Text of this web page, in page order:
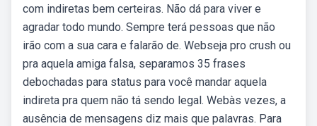
com indiretas bem certeiras. Não dá para viver e
agradar todo mundo. Sempre terá pessoas que não
irão com a sua cara e falarão de. Webseja pro crush ou
pra aquela amiga falsa, separamos 35 frases
debochadas para status para você mandar aquela
indireta pra quem não tá sendo legal. Webàs vezes, a
ausência de mensagens diz mais que palavras. Para